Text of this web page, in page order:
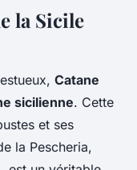
la Sicile
Catane
sicilienne. Cette
et ses
la Pescheria,